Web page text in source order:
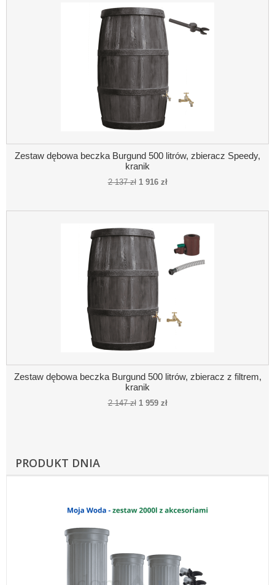
Zestaw dębowa beczka Burgund 500 litrów, zbieracz Speedy,
kranik
2 137 zł 1 916 zł
Zestaw dębowa beczka Burgund 500 litrów, zbieracz z filtrem,
kranik
2 147 zł 1 959 zł
PRODUKT DNIA